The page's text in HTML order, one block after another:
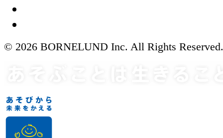
© 2026 BORNELUND Inc. All Rights Reserved.